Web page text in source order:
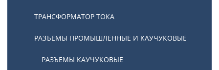
ТРАНСФОРМАТОР ТОКА
РАЗЪЕМЫ ПРОМЫШЛЕННЫЕ И КАУЧУКОВЫЕ
РАЗЪЕМЫ КАУЧУКОВЫЕ